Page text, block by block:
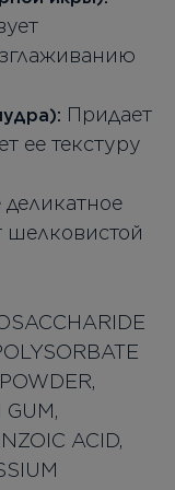
Придает
ее текстуру
шелковистой
ACID,